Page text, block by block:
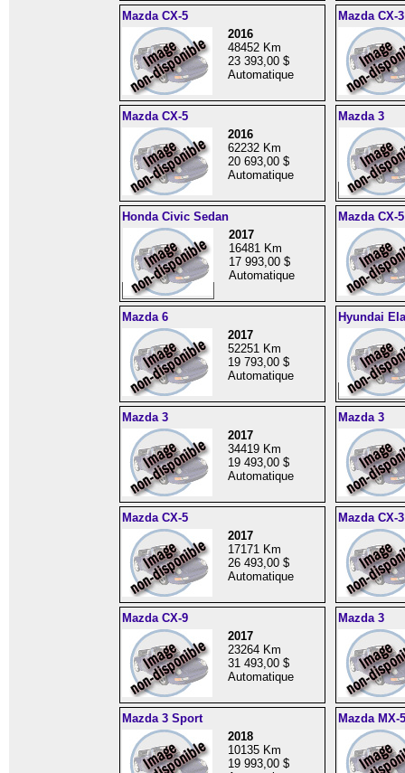
Mazda CX-5
2016
48452 Km
23 393,00 $
Automatique
Mazda CX-3
Mazda CX-5
2016
62232 Km
20 693,00 $
Automatique
Mazda 3
Honda Civic Sedan
2017
16481 Km
17 993,00 $
Automatique
Mazda CX-5
Mazda 6
2017
52251 Km
19 793,00 $
Automatique
Hyundai
Mazda 3
2017
34419 Km
19 493,00 $
Automatique
Mazda 3
Mazda CX-5
2017
17171 Km
26 493,00 $
Automatique
Mazda CX-3
Mazda CX-9
2017
23264 Km
31 493,00 $
Automatique
Mazda 3
Mazda 3 Sport
2018
10135 Km
19 993,00 $
Mazda MX-5